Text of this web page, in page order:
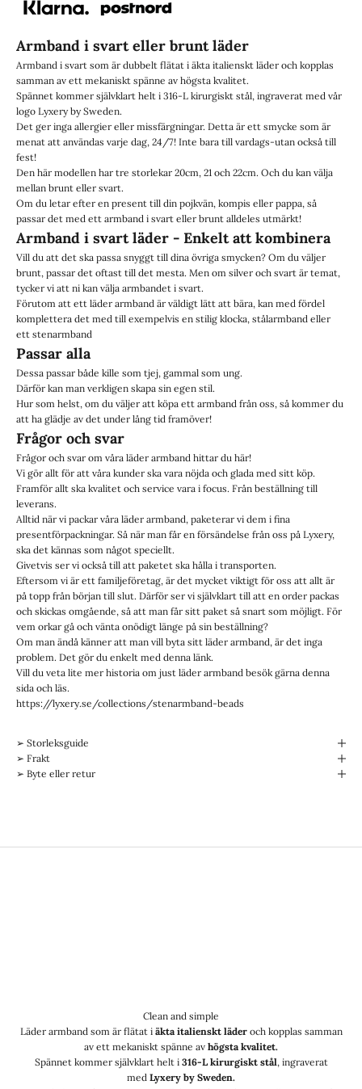
Armband i svart eller brunt läder
Armband i svart som är dubbelt flätat i äkta italienskt läder och kopplas
samman av ett mekaniskt spänne av högsta kvalitet.
Spännet kommer självklart helt i 316-L kirurgiskt stål, ingraverat med vår
logo Lyxery by Sweden.
Det ger inga allergier eller missfärgningar. Detta är ett smycke som är
menat att användas varje dag, 24/7! Inte bara till vardags-utan också till
fest!
Den här modellen har tre storlekar 20cm, 21 och 22cm. Och du kan välja
mellan brunt eller svart.
Om du letar efter en present till din pojkvän, kompis eller pappa, så
passar det med ett armband i svart eller brunt alldeles utmärkt!
Armband i svart läder - Enkelt att kombinera
Vill du att det ska passa snyggt till dina övriga smycken? Om du väljer
brunt, passar det oftast till det mesta. Men om silver och svart är temat,
tycker vi att ni kan välja armbandet i svart.
Förutom att ett läder armband är väldigt lätt att bära, kan med fördel
komplettera det med till exempelvis en stilig klocka, stålarmband eller
ett stenarmband
Passar alla
Dessa passar både kille som tjej, gammal som ung.
Därför kan man verkligen skapa sin egen stil.
Hur som helst, om du väljer att köpa ett armband från oss, så kommer du
att ha glädje av det under lång tid framöver!
Frågor och svar
Frågor och svar om våra läder armband hittar du här!
Vi gör allt för att våra kunder ska vara nöjda och glada med sitt köp.
Framför allt ska kvalitet och service vara i focus. Från beställning till
leverans.
Alltid när vi packar våra läder armband, paketerar vi dem i fina
presentförpackningar. Så när man får en försändelse från oss på Lyxery,
ska det kännas som något speciellt.
Givetvis ser vi också till att paketet ska hålla i transporten.
Eftersom vi är ett familjeföretag, är det mycket viktigt för oss att allt är
på topp från början till slut. Därför ser vi självklart till att en order packas
och skickas omgående, så att man får sitt paket så snart som möjligt. För
vem orkar gå och vänta onödigt länge på sin beställning?
Om man ändå känner att man vill byta sitt läder armband, är det inga
problem. Det gör du enkelt med denna länk.
Vill du veta lite mer historia om just läder armband besök gärna denna
sida och läs.
https://lyxery.se/collections/stenarmband-beads
➢ Storleksguide
➢ Frakt
➢ Byte eller retur
Clean and simple
Läder armband som är flätat iäkta italienskt läderoch kopplas samman
av ett mekaniskt spänne av högsta kvalitet.
Spännet kommer självklart helt i 316-L kirurgiskt stål, ingraverat
med Lyxery by Sweden.